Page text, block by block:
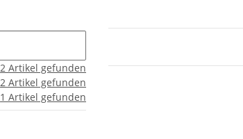
2 Artikel gefunden
2 Artikel gefunden
1 Artikel gefunden